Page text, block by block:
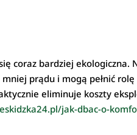
coraz bardziej ekologiczna.
prądu i mogą pełnić rolę
eliminuje koszty
jak-dbac-o-